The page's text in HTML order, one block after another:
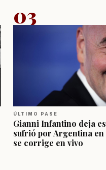
03
ÚLTIMO PASE
Gianni Infantino deja
sufrió por Argentina
se corrige en vivo